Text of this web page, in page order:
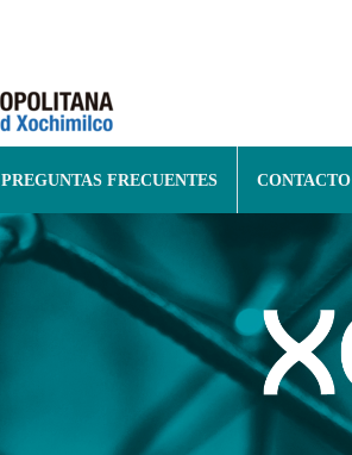
PREGUNTAS FRECUENTES CONTACTO